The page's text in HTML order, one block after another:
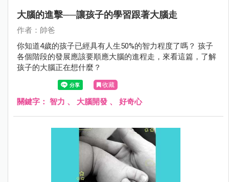
大腦的進擊──讓孩子的學習跟著大腦走
作者：帥爸
你知道4歲的孩子已經具有人生50%的智力程度了嗎？ 孩子
各個階段的發展應該要順應大腦的進程走，來看這篇，了解
孩子的大腦正在想什麼？
收藏
關鍵字： 智力 、 大腦開發 、 好奇心